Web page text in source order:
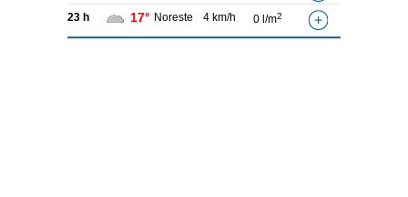
23 h 17° Noreste 4 km/h 0 l/m2